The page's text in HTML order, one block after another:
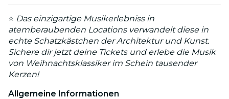
⭐ Das einzigartige Musikerlebniss in
atemberaubenden Locations verwandelt diese in
echte Schatzkästchen der Architektur und Kunst.
Sichere dir jetzt deine Tickets und erlebe die Musik
von Weihnachtsklassiker im Schein tausender
Kerzen!
Allgemeine Informationen